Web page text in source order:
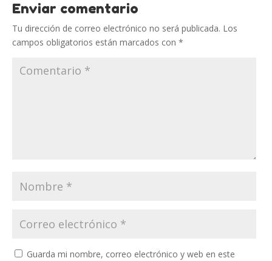
Enviar comentario
Tu dirección de correo electrónico no será publicada. Los
campos obligatorios están marcados con *
Guarda mi nombre, correo electrónico y web en este